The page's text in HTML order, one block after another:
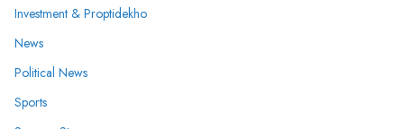
Investment & Proptidekho
News
Political News
Sports